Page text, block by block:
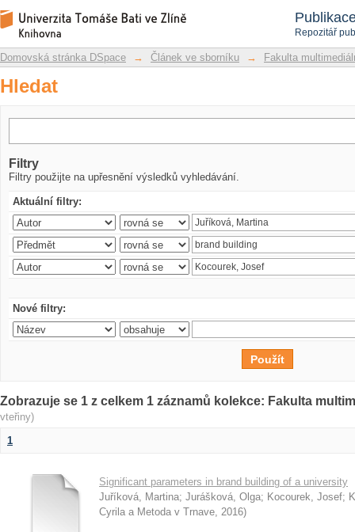
Repozitář
Hledat
Repozitář DSpace/Manakin
Domovská stránka DSpace → Článek ve sborníku → Fakulta
Hledat
Filtry
Filtry použijte na upřesnění výsledků vyhledávání.
Aktuální filtry:
Nové filtry:
Zobrazuje se 1 z celkem 1 záznamů kolekce: Fakulta
vteřiny)
1
Significant parameters in brand building of a university
Juříková, Martina; Jurášková, Olga; Kocourek, Josef;
Cyrila a Metoda v Trnave, 2016)